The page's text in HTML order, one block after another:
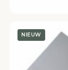
NIEUW